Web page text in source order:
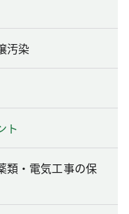
汚染
ト
・電気工事の保